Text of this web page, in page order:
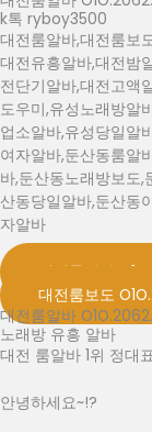
k톡 ryboy3500
대전룸알바,대전룸보
대전유흥알바,대전밤
전단기알바,대전고액
도우미,유성노래방알
업소알바,유성당일알
여자알바,둔산동룸알
바,둔산동노래방보도,
산동당일알바,둔산동
자알바
대전룸알바
대전룸보도
대전룸알바
노래방 유흥 알바
대전 룸알바 1위 정대
안녕하세요~!?